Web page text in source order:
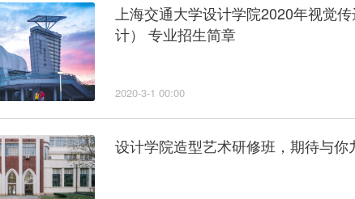
上海交通大学设计学院2020年视觉
计） 专业招生简章
2020-3-1 00:00
设计学院造型艺术研修班，期待与你